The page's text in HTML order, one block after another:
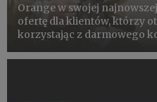
Orange w swojej
ofertę dla klientów, którzy
korzystając z darmowego
ceny. Zaproszony do akcji